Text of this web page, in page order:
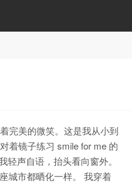
完美的微笑。这是我从小到
着镜子练习 smile for me 的
声自语，抬头看向窗外。
城市都晒化一样。 我穿着